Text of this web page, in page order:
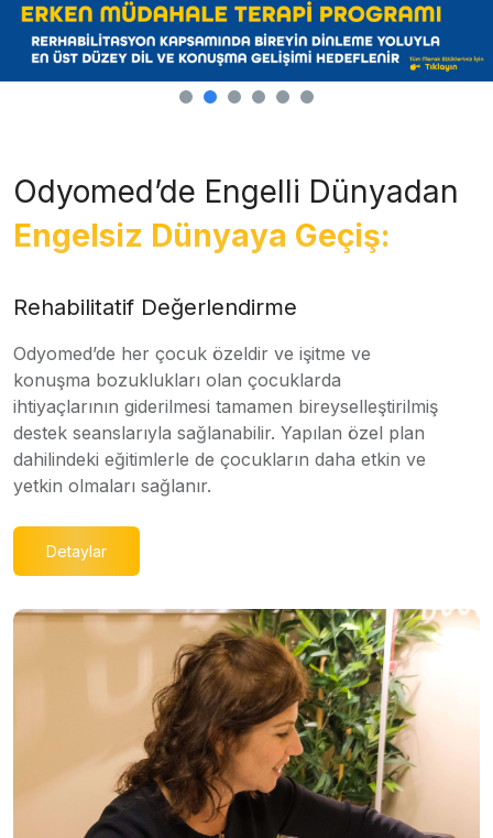
Odyomed’de Engelli Dünyadan
Engelsiz Dünyaya Geçiş:
Rehabilitatif Değerlendirme
Odyomed’de her çocuk özeldir ve işitme ve
konuşma bozuklukları olan çocuklarda
ihtiyaçlarının giderilmesi tamamen bireyselleştirilmiş
destek seanslarıyla sağlanabilir. Yapılan özel plan
dahilindeki eğitimlerle de çocukların daha etkin ve
yetkin olmaları sağlanır.
Detaylar